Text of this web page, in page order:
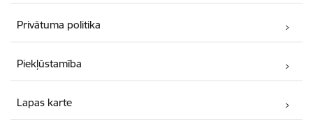
Privātuma politika
Piekļūstamība
Lapas karte